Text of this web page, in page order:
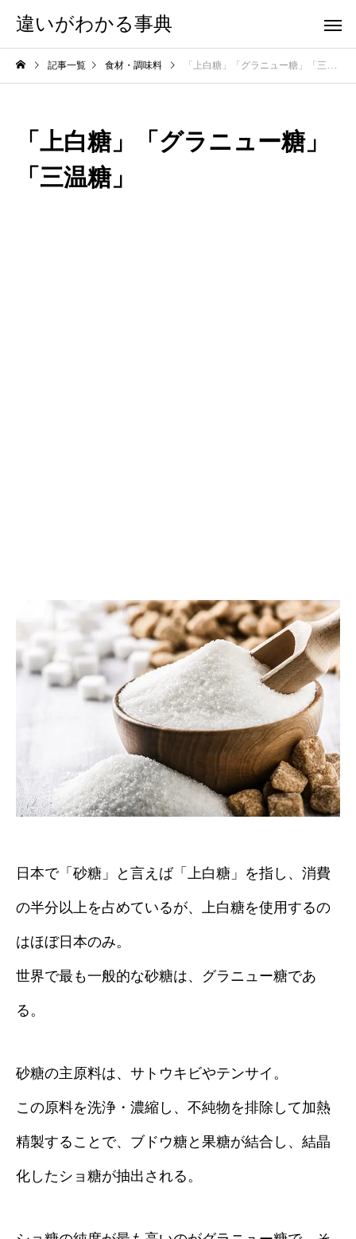
違いがわかる事典
記事一覧 食材・調味料 「上白糖」「グラニュー糖」「三温糖」
「上白糖」「グラニュー糖」
「三温糖」
日本で「砂糖」と言えば「上白糖」を指し、消費
の半分以上を占めているが、上白糖を使用するの
はほぼ日本のみ。
世界で最も一般的な砂糖は、グラニュー糖であ
る。
砂糖の主原料は、サトウキビやテンサイ。
この原料を洗浄・濃縮し、不純物を排除して加熱
精製することで、ブドウ糖と果糖が結合し、結晶
化したショ糖が抽出される。